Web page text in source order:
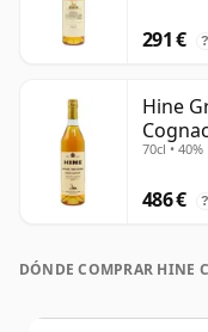
291 € ?
Hine
Cognac
70cl • 40%
486 € ?
DÓNDE COMPRAR HINE